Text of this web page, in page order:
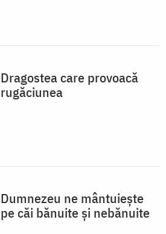
Dragostea care provoacă
rugăciunea
Dumnezeu ne mântuiește
pe căi bănuite și nebănuite